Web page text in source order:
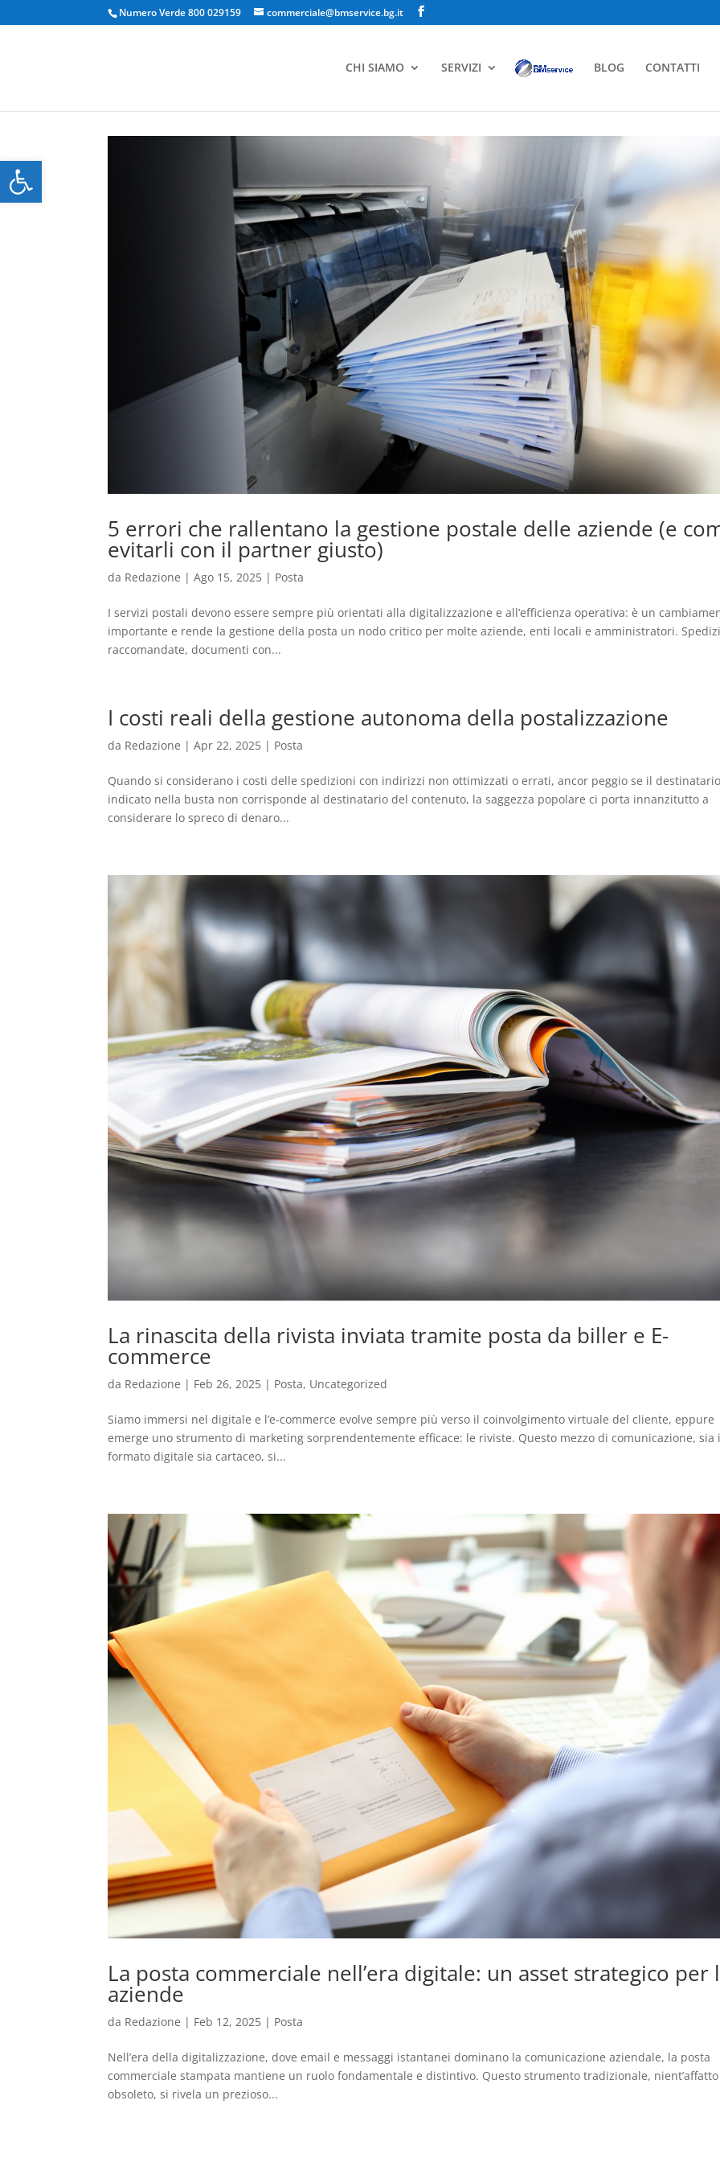
Apri la barra degli strumenti
Numero Verde 800 029159 commerciale@bmservice.bg.it
CHI SIAMO SERVIZI BLOG CONTATTI
5 errori che rallentano la gestione postale delle aziende (e
evitarli con il partner giusto)
da Redazione |Ago 15, 2025 | Posta
I servizi postali devono essere sempre più orientati alla digitalizzazione e all’efficienza operativa: è un
importante e rende la gestione della posta un nodo critico per molte aziende, enti locali e amministratori.
raccomandate, documenti con...
I costi reali della gestione autonoma della postalizzazione
da Redazione |Apr 22, 2025 | Posta
Quando si considerano i costi delle spedizioni con indirizzi non ottimizzati o errati, ancor peggio se il
indicato nella busta non corrisponde al destinatario del contenuto, la saggezza popolare ci porta innanzitutto a
considerare lo spreco di denaro...
La rinascita della rivista inviata tramite posta da biller e E-
commerce
da Redazione | Feb 26, 2025 | Posta, Uncategorized
Siamo immersi nel digitale e l’e-commerce evolve sempre più verso il coinvolgimento virtuale del cliente, eppure
emerge uno strumento di marketing sorprendentemente efficace: le riviste. Questo mezzo di comunicazione, sia
formato digitale sia cartaceo, si...
La posta commerciale nell’era digitale: un asset strategico per
aziende
da Redazione | Feb 12, 2025 | Posta
Nell’era della digitalizzazione, dove email e messaggi istantanei dominano la comunicazione aziendale, la posta
commerciale stampata mantiene un ruolo fondamentale e distintivo. Questo strumento tradizionale, nient’affatto
obsoleto, si rivela un prezioso...